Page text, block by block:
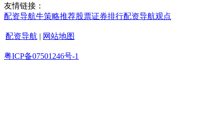
友情链接：
配资导航牛策略推荐股票证券排行配资导航观点
配资导航 | 网站地图
粤ICP备07501246号-1